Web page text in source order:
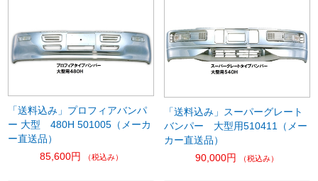
「送料込み」プロフィアバンパ
ー 大型 480H 501005（メーカ
ー直送品）
85,600円
（税込み）
「送料込み」スーパーグレート
バンパー 大型用510411（メー
カー直送品）
90,000円
（税込み）